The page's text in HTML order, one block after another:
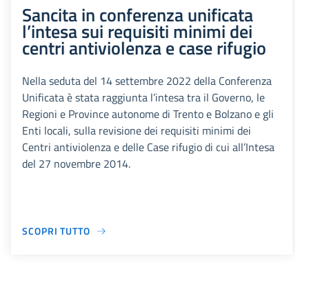
Sancita in conferenza unificata
l’intesa sui requisiti minimi dei
centri antiviolenza e case rifugio
Nella seduta del 14 settembre 2022 della Conferenza
Unificata è stata raggiunta l’intesa tra il Governo, le
Regioni e Province autonome di Trento e Bolzano e gli
Enti locali, sulla revisione dei requisiti minimi dei
Centri antiviolenza e delle Case rifugio di cui all’Intesa
del 27 novembre 2014.
SCOPRI TUTTO